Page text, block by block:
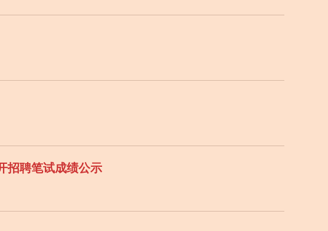
招聘笔试成绩公示